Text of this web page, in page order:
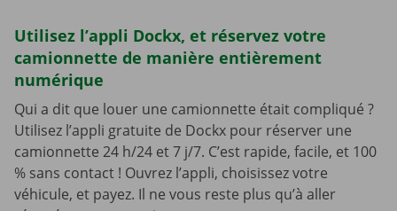
Utilisez l’appli Dockx, et réservez votre
camionnette de manière entièrement
numérique
Qui a dit que louer une camionnette était compliqué ?
Utilisez l’appli gratuite de Dockx pour réserver une
camionnette 24 h/24 et 7 j/7. C’est rapide, facile, et 100
% sans contact ! Ouvrez l’appli, choisissez votre
véhicule, et payez. Il ne vous reste plus qu’à aller